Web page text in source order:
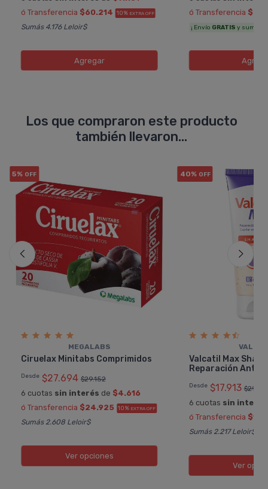
ó Transferencia $60.214 10% EXTRA OFF
Sumás 4.176 Leloir$
Agregar
ó Transferencia
¡ Envío GRATIS y sumás
Los que compraron este producto
también llevaron...
5% OFF
MEGALABS
Ciruelax Minitabs Comprimidos
Desde $27.694 $29.152
6 cuotas sin interés de $4.616
ó Transferencia $24.925 10% EXTRA OFF
Sumás 2.608 Leloir$
Ver opciones
40% OFF
Valcatil Max
Reparación
Desde $17.913
6 cuotas sin interés
ó Transferencia
Sumás 2.217 Leloir$
Ver